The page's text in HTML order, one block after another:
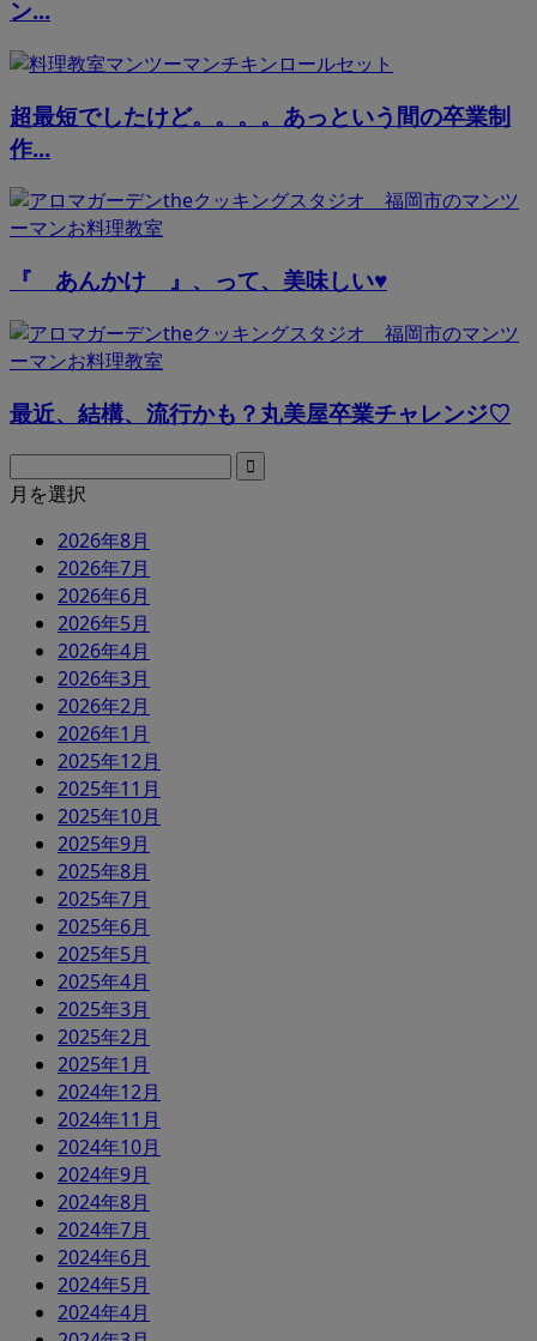
ン...
超最短でしたけど。。。。あっという間の卒業制
作...
『 あんかけ 』、って、美味しい♥︎
最近、結構、流行かも？丸美屋卒業チャレンジ♡
月を選択
2026年8月
2026年7月
2026年6月
2026年5月
2026年4月
2026年3月
2026年2月
2026年1月
2025年12月
2025年11月
2025年10月
2025年9月
2025年8月
2025年7月
2025年6月
2025年5月
2025年4月
2025年3月
2025年2月
2025年1月
2024年12月
2024年11月
2024年10月
2024年9月
2024年8月
2024年7月
2024年6月
2024年5月
2024年4月